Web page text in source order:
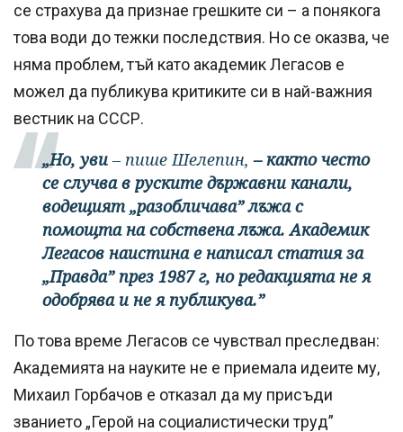
се страхува да признае грешките си – а понякога
това води до тежки последствия. Но се оказва, че
няма проблем, тъй като академик Легасов е
можел да публикува критиките си в най-важния
вестник на СССР.
„Но, уви– пише Шелепин, – както често
се случва в руските държавни канали,
водещият „разобличава” лъжа с
помощта на собствена лъжа. Академик
Легасов наистина е написал статия за
„Правда” през 1987 г, но редакцията не я
одобрява и не я публикува.”
По това време Легасов се чувствал преследван:
Академията на науките не е приемала идеите му,
Михаил Горбачов е отказал да му присъди
званието „Герой на социалистически труд”